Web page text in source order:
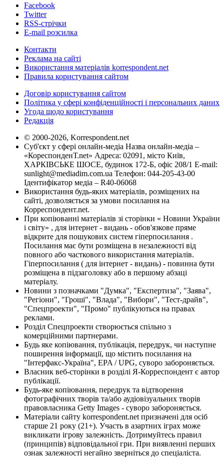
Facebook
Twitter
RSS-стрічки
E-mail розсилка
Контакти
Реклама на сайті
Використання матеріалів korrespondent.net
Правила користування сайтом
Договір користування сайтом
Політика у сфері конфіденційності і персональних даних
Угода щодо користування
Редакція
© 2000-2026, Korrespondent.net
Суб'єкт у сфері онлайн-медіа Назва онлайн-медіа –
«КореспонденТ.net» Адреса: 02091, місто Київ,
ХАРКІВСЬКЕ ШОСЕ, будинок 172-Б, офіс 208/1 E-mail:
sunlight@mediadim.com.ua Телефон: 044-205-43-00
Ідентифікатор медіа – R40-06068
Використання будь-яких матеріалів, розміщених на
сайті, дозволяється за умови посилання на
Корреспондент.net.
При копіюванні матеріалів зі сторінки « Новини України
і світу» , для інтернет - видань - обов'язкове пряме
відкрите для пошукових систем гіперпосилання .
Посилання має бути розміщена в незалежності від
повного або часткового використання матеріалів.
Гіперпосилання ( для інтернет - видань) - повинна бути
розміщена в підзаголовку або в першому абзаці
матеріалу.
Новини з позначками "Думка", "Експертиза", "Заява",
"Регіони", "Гроші", "Влада", "Вибори", "Тест-драйв",
"Спецпроекти", "Промо" публікуються на правах
реклами.
Розділ Спецпроекти створюється спільно з
комерційними партнерами.
Будь яке копіювання, публікація, передрук, чи наступне
поширення інформації, що містить посилання на
"Інтерфакс-Україна", EPA / UPG, суворо забороняється.
Власник веб-сторінки в розділі Я-Корреспондент є автор
публікації.
Будь-яке копіювання, передрук та відтворення
фотографічних творів та/або аудіовізуальних творів
правовласника Getty Images - суворо забороняється.
Матеріали сайту korrespondent.net призначені для осіб
старше 21 року (21+). Участь в азартних іграх може
викликати ігрову залежність. Дотримуйтесь правил
(принципів) відповідальної гри. При виявленні перших
ознак залежності негайно зверніться до спеціаліста.